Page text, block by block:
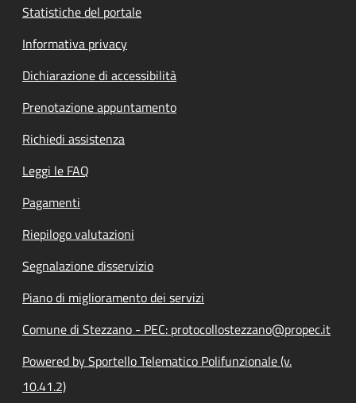
Statistiche del portale
Informativa privacy
Dichiarazione di accessibilità
Prenotazione appuntamento
Richiedi assistenza
Leggi le FAQ
Pagamenti
Riepilogo valutazioni
Segnalazione disservizio
Piano di miglioramento dei servizi
Comune di Stezzano - PEC: protocollostezzano@propec.it
Powered by Sportello Telematico Polifunzionale (v.
10.41.2)